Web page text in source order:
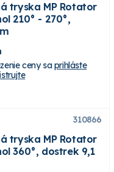
tryska MP Rotator
210° - 270°,
ceny saprihláste
310866
tryska MP Rotator
360°, dostrek 9,1